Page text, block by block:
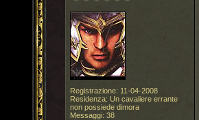
Registrazione: 11-04-2008
Residenza: Un cavaliere errante
non possiede dimora
Messaggi: 38